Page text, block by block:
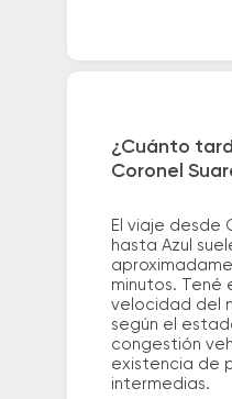
¿Cuánto
Coronel
El viaje desde
hasta Azul
minutos. Tené
velocidad del
según el
congestión
existencia de
intermedias.